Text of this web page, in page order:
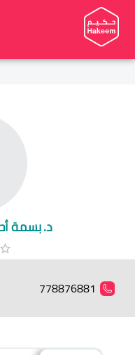
د. بسمة
778876881